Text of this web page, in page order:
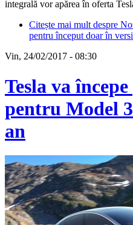
integrală vor apărea în oferta
Citește mai mult despre
pentru început doar în
Vin, 24/02/2017 - 08:30
Tesla va
pentru Model
an